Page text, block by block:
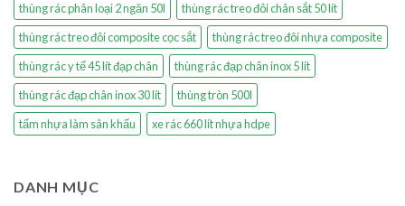
thùng rác phân loại 2 ngăn 50l
thùng rác treo đôi chân sắt 50 lít
thùng rác treo đôi composite cọc sắt
thùng rác treo đôi nhựa composite
thùng rác y tế 45 lít đạp chân
thùng rác đạp chân inox 5 lít
thùng rác đạp chân inox 30 lít
thùng tròn 500l
tấm nhựa làm sân khấu
xe rác 660 lít nhựa hdpe
DANH MỤC